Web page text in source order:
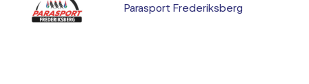
Parasport Frederiksberg